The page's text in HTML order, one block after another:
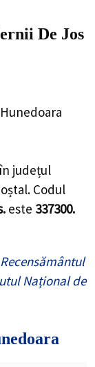
De Jos
județul
Codul
este 337300.
Recensământul
Național de